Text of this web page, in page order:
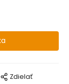
Zdielať